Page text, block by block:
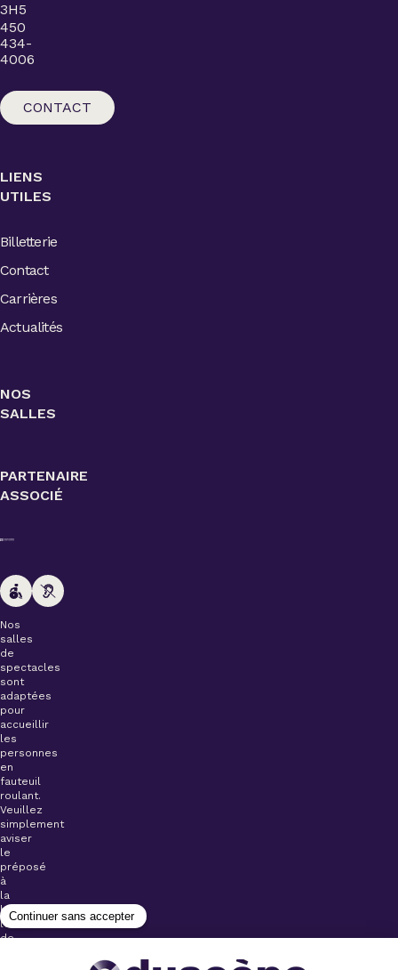
3H5
450
434-
4006
CONTACT
LIENS
UTILES
Billetterie
Contact
Carrières
Actualités
NOS
SALLES
PARTENAIRE
ASSOCIÉ
Nos
salles
de
spectacles
sont
adaptées
pour
accueillir
les
personnes
en
fauteuil
roulant.
Veuillez
simplement
aviser
le
préposé
à
la
billetterie
lors
de